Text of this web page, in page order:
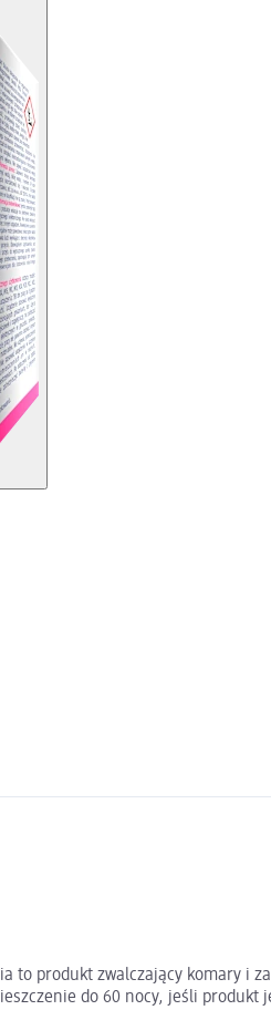
to produkt zwalczający komary i
do 60 nocy, jeśli